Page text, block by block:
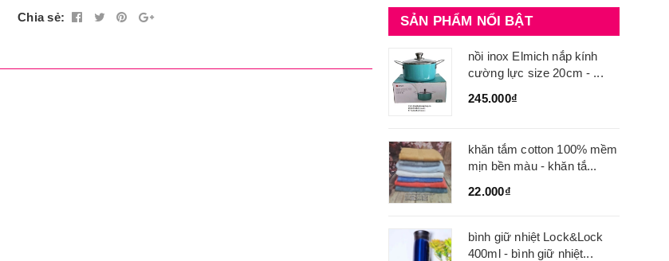
Chia sẻ: SẢN PHẨM NỔI BẬT
nồi inox Elmich nắp kính
cường lực size 20cm - ...
245.000₫
khăn tắm cotton 100% mềm
mịn bền màu - khăn tắ...
22.000₫
bình giữ nhiệt Lock&Lock
400ml - bình giữ nhiệt...